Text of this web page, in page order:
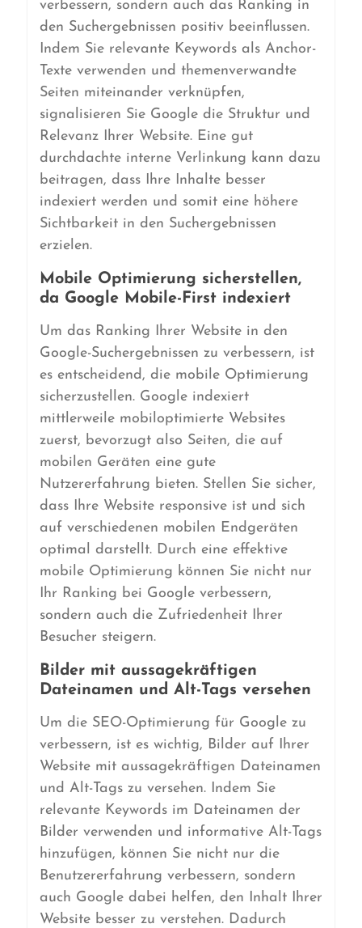
verbessern, sondern auch das Ranking in
den Suchergebnissen positiv beeinflussen.
Indem Sie relevante Keywords als Anchor-
Texte verwenden und themenverwandte
Seiten miteinander verknüpfen,
signalisieren Sie Google die Struktur und
Relevanz Ihrer Website. Eine gut
durchdachte interne Verlinkung kann dazu
beitragen, dass Ihre Inhalte besser
indexiert werden und somit eine höhere
Sichtbarkeit in den Suchergebnissen
erzielen.
Mobile Optimierung sicherstellen,
da Google Mobile-First indexiert
Um das Ranking Ihrer Website in den
Google-Suchergebnissen zu verbessern, ist
es entscheidend, die mobile Optimierung
sicherzustellen. Google indexiert
mittlerweile mobiloptimierte Websites
zuerst, bevorzugt also Seiten, die auf
mobilen Geräten eine gute
Nutzererfahrung bieten. Stellen Sie sicher,
dass Ihre Website responsive ist und sich
auf verschiedenen mobilen Endgeräten
optimal darstellt. Durch eine effektive
mobile Optimierung können Sie nicht nur
Ihr Ranking bei Google verbessern,
sondern auch die Zufriedenheit Ihrer
Besucher steigern.
Bilder mit aussagekräftigen
Dateinamen und Alt-Tags versehen
Um die SEO-Optimierung für Google zu
verbessern, ist es wichtig, Bilder auf Ihrer
Website mit aussagekräftigen Dateinamen
und Alt-Tags zu versehen. Indem Sie
relevante Keywords im Dateinamen der
Bilder verwenden und informative Alt-Tags
hinzufügen, können Sie nicht nur die
Benutzererfahrung verbessern, sondern
auch Google dabei helfen, den Inhalt Ihrer
Website besser zu verstehen. Dadurch